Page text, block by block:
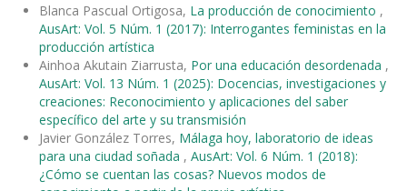
Blanca Pascual Ortigosa, La producción de conocimiento ,
AusArt: Vol. 5 Núm. 1 (2017): Interrogantes feministas en la
producción artística
Ainhoa Akutain Ziarrusta, Por una educación desordenada ,
AusArt: Vol. 13 Núm. 1 (2025): Docencias, investigaciones y
creaciones: Reconocimiento y aplicaciones del saber
específico del arte y su transmisión
Javier González Torres, Málaga hoy, laboratorio de ideas
para una ciudad soñada , AusArt: Vol. 6 Núm. 1 (2018):
¿Cómo se cuentan las cosas? Nuevos modos de